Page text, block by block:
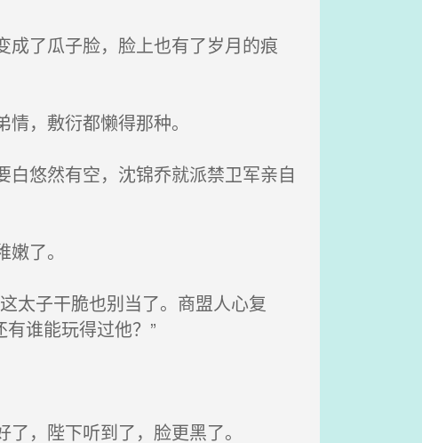
了瓜子脸，脸上也有了岁月的痕
，敷衍都懒得那种。
悠然有空，沈锦乔就派禁卫军亲自
了。
太子干脆也别当了。商盟人心复
谁能玩得过他？”
，陛下听到了，脸更黑了。